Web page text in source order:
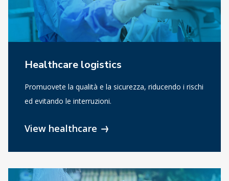
Healthcare logistics
Promuovete la qualità e la sicurezza, riducendo i rischi
ed evitando le interruzioni.
View healthcare